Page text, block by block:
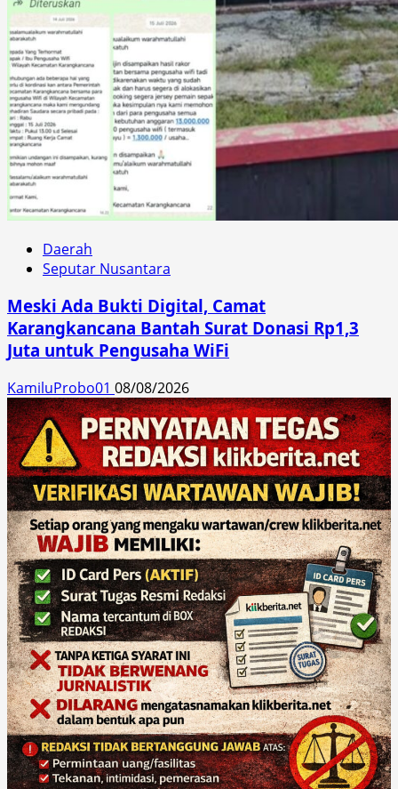
Daerah
Seputar Nusantara
Meski Ada Bukti Digital, Camat
Karangkancana Bantah Surat Donasi Rp1,3
Juta untuk Pengusaha WiFi
KamiluProbo01 08/08/2026